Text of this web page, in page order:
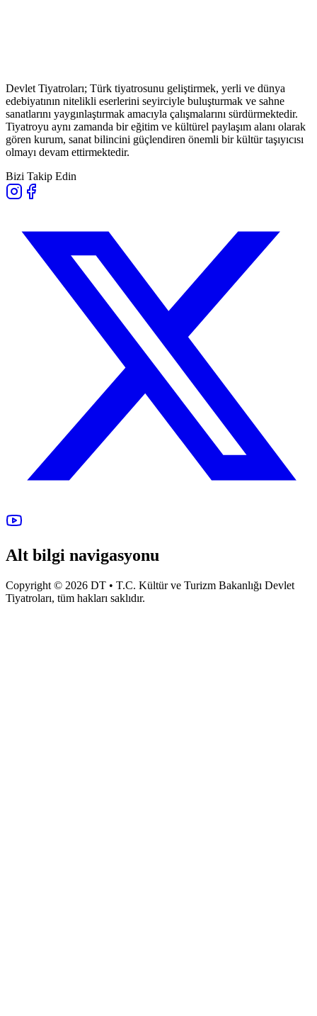
Devlet Tiyatroları; Türk tiyatrosunu geliştirmek, yerli ve dünya
edebiyatının nitelikli eserlerini seyirciyle buluşturmak ve sahne
sanatlarını yaygınlaştırmak amacıyla çalışmalarını sürdürmektedir.
Tiyatroyu aynı zamanda bir eğitim ve kültürel paylaşım alanı olarak
gören kurum, sanat bilincini güçlendiren önemli bir kültür taşıyıcısı
olmayı devam ettirmektedir.
Bizi Takip Edin
Alt bilgi navigasyonu
Copyright © 2026 DT • T.C. Kültür ve Turizm Bakanlığı Devlet
Tiyatroları, tüm hakları saklıdır.